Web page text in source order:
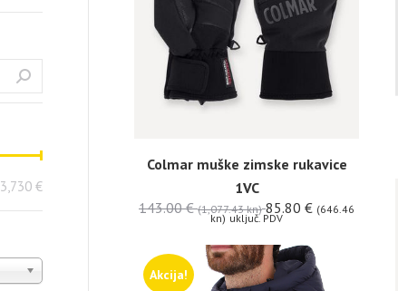
Colmar muške zimske rukavice
1VC
143.00€ (1,077.43 kn) 85.80 € (646.46
kn) uključ. PDV
Akcija!
3,730 €